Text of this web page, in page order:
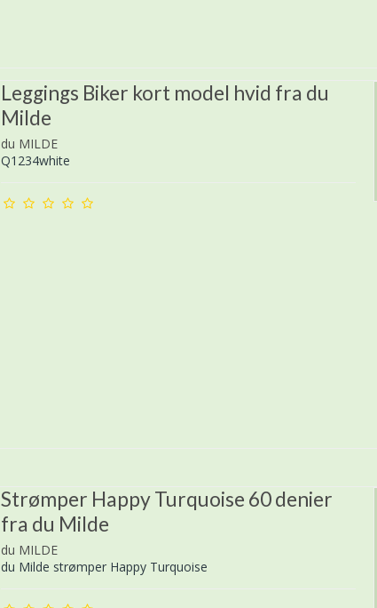
Leggings Biker kort model hvid fra du
Milde
du MILDE
Q1234white
Strømper Happy Turquoise 60 denier
fra du Milde
du MILDE
du Milde strømper Happy Turquoise